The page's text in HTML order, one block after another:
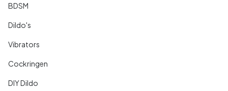
BDSM
Dildo's
Vibrators
Cockringen
DIY Dildo